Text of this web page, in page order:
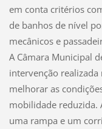
em conta critérios
de banhos de nível
mecânicos e
A Câmara Municipal
intervenção
melhorar as
mobilidade reduzida.
uma rampa e um